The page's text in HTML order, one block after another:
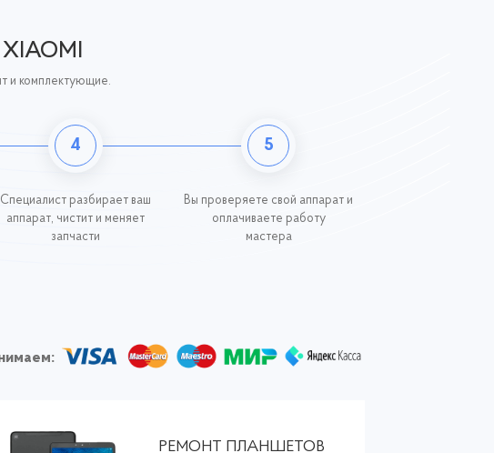
и комплектующие.
4
Специалист разбирает ваш
аппарат, чистит и меняет
запчасти
5
Вы проверяете свой аппарат и
оплачиваете работу
мастера
РЕМОНТ ПЛАНШЕТОВ